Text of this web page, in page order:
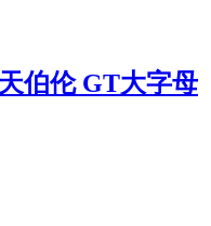
伯伦 GT大字母